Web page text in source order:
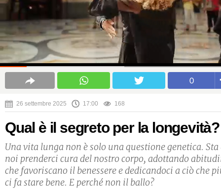
0
26 settembre 2025 17:00 168
Qual è il segreto per la longevità?
Una vita lunga non è solo una questione genetica. Sta
noi prenderci cura del nostro corpo, adottando
che favoriscano il benessere e dedicandoci a ciò che
ci fa stare bene. E perché non il ballo?